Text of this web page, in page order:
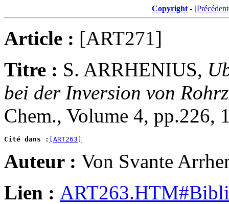
Copyright- [
Article : [ART271]
Titre : S. ARRHENIUS,
bei der Inversion von
Chem., Volume 4, pp.226,
Cité dans : [ART263]
Auteur : Von Svante
Lien :